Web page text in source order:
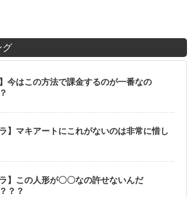
グ
】今はこの方法で課金するのが一番なの
ラ】マキアートにこれがないのは非常に惜し
ラ】この人形が〇〇なの許せないんだ
？？